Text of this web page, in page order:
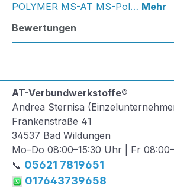
POLYMER MS-AT MS-Pol… Mehr
Bewertungen
AT-Verbundwerkstoffe®
Andrea Sternisa
Frankenstraße 41
34537 Bad Wildungen
Mo–Do 08:00–15:30 Uhr | Fr
📞 05621 7819651
017643739658